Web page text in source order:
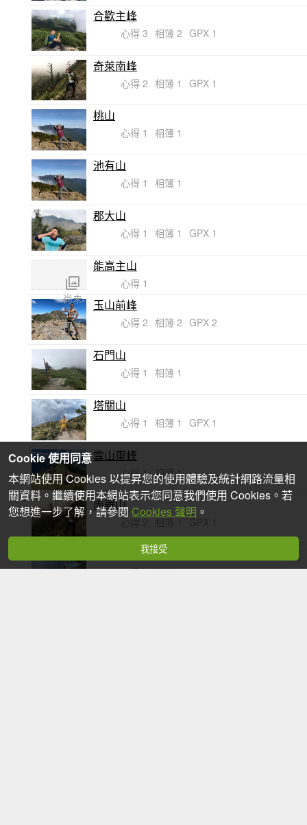
合歡主峰
心得 3 相簿 2 GPX 1
奇萊南峰
心得 2 相簿 1 GPX 1
桃山
心得 1 相簿 1
池有山
心得 1 相簿 1
郡大山
心得 1 相簿 1 GPX 1
尚未
傳
照片
能高主山
心得 1
玉山前峰
心得 2 相簿 2 GPX 2
石門山
心得 1 相簿 1
塔關山
心得 1 相簿 1 GPX 1
雪山東峰
心得 1 相簿 1
南華山
心得 1 相簿 1 GPX 1
Cookie 使用同意
本網站使用 Cookies 以提昇您的使用體驗及統計網路流量相
關資料。繼續使用本網站表示您同意我們使用 Cookies。若
您想進一步了解，請參閱 Cookies 聲明 。
我接受